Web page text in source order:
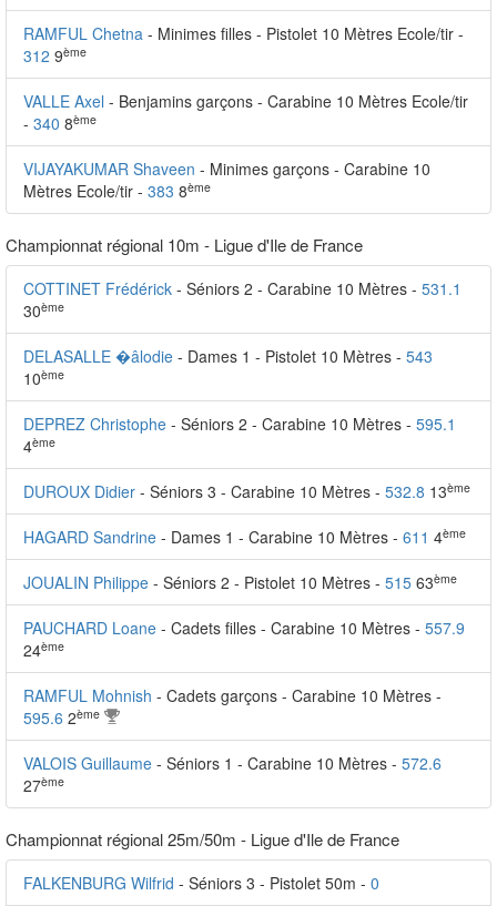
RAMFUL Chetna - Minimes filles - Pistolet 10 Mètres Ecole/tir -
312 9ème
VALLE Axel - Benjamins garçons - Carabine 10 Mètres Ecole/tir
- 340 8ème
VIJAYAKUMAR Shaveen - Minimes garçons - Carabine 10
Mètres Ecole/tir - 383 8ème
Championnat régional 10m - Ligue d'Ile de France
COTTINET Frédérick - Séniors 2 - Carabine 10 Mètres - 531.1
30ème
DELASALLE �âlodie - Dames 1 - Pistolet 10 Mètres - 543
10ème
DEPREZ Christophe - Séniors 2 - Carabine 10 Mètres - 595.1
4ème
DUROUX Didier - Séniors 3 - Carabine 10 Mètres - 532.8 13ème
HAGARD Sandrine - Dames 1 - Carabine 10 Mètres - 611 4ème
JOUALIN Philippe - Séniors 2 - Pistolet 10 Mètres - 515 63ème
PAUCHARD Loane - Cadets filles - Carabine 10 Mètres - 557.9
24ème
RAMFUL Mohnish - Cadets garçons - Carabine 10 Mètres -
595.6 2ème
VALOIS Guillaume - Séniors 1 - Carabine 10 Mètres - 572.6
27ème
Championnat régional 25m/50m - Ligue d'Ile de France
FALKENBURG Wilfrid - Séniors 3 - Pistolet 50m - 0